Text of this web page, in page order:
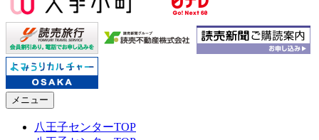
メニュー
八王子センターTOP